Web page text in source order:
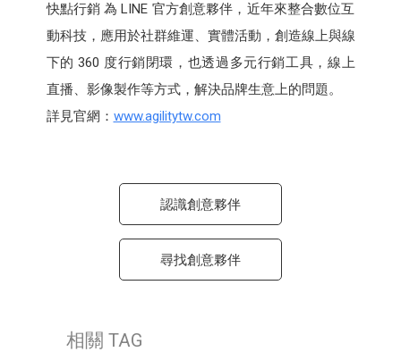
快點行銷 為 LINE 官方創意夥伴，近年來整合數位互
動科技，應用於社群維運、實體活動，創造線上與線
下的 360 度行銷閉環，也透過多元行銷工具，線上
直播、影像製作等方式，解決品牌生意上的問題。 ​
詳見官網： www.agilitytw.com​
認識創意夥伴
尋找創意夥伴
相關 TAG